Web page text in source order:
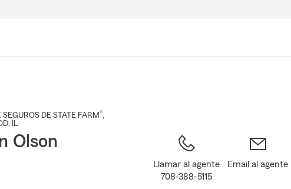
DE STATE FARM®,
, IL
Olson
Llamar al agente
708-388-5115
Email al agente